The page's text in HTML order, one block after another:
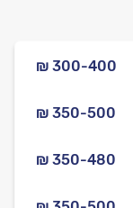
₪ 300-400
₪ 350-500
₪ 350-480